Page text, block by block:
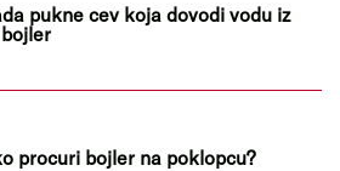
pukne cev koja dovodi vodu iz
procuri bojler na poklopcu?